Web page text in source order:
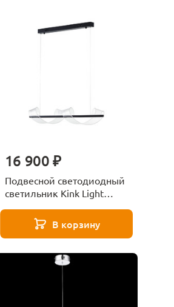
16 900 ₽
Подвесной светодиодный
светильник Kink Light
В корзину